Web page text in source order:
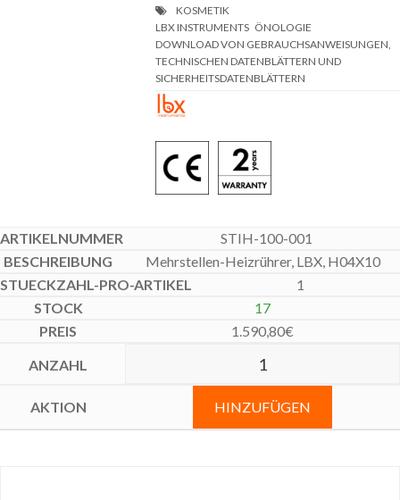
DOWNLOAD VON GEBRAUCHSANWEISUNGEN,
TECHNISCHEN DATENBLÄTTERN UND
SICHERHEITSDATENBLÄTTERN
STIH-100-001
Mehrstellen-Heizrührer, LBX, H04X10
1
17
1.590,80€
HINZUFÜGEN